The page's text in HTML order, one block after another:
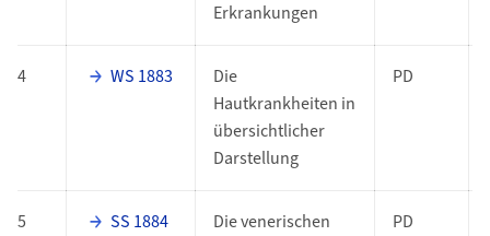
Erkrankungen
4 WS 1883
Die
Hautkrankheiten in
übersichtlicher
Darstellung
PD
5 SS 1884
Die venerischen
PD